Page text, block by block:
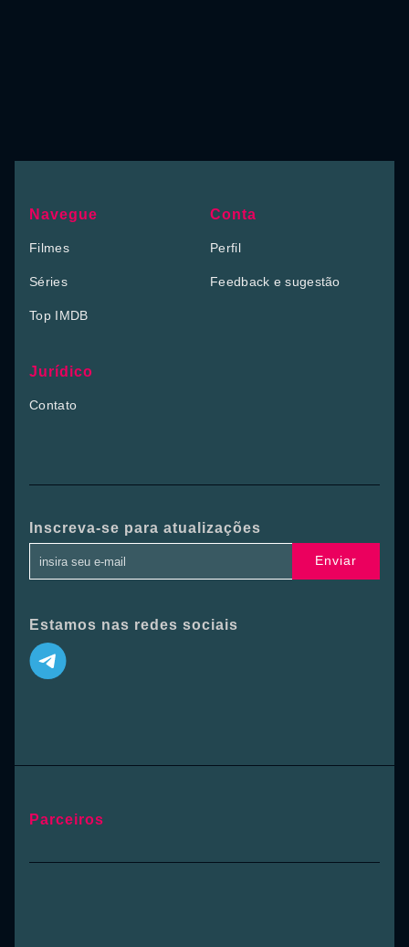
Navegue
Filmes
Séries
Top IMDB
Conta
Perfil
Feedback e sugestão
Jurídico
Contato
Inscreva-se para atualizações
Enviar
Estamos nas redes sociais
Parceiros